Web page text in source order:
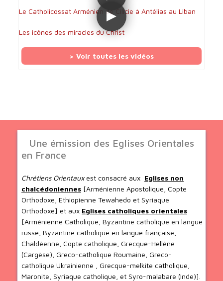
Le Catholicossat Arménien de Cilicie à Antélias au Liban
Les icônes des miracles du Christ
> Voir toutes les vidéos
Une émission des Eglises Orientales
en France
Chrétiens Orientauxest consacré aux Eglises non
chalcédoniennes [Arménienne Apostolique, Copte
Orthodoxe, Ethiopienne Tewahedo et Syriaque
Orthodoxe] et aux Eglises catholiques orientales
[Arménienne Catholique, Byzantine catholique en langue
russe, Byzantine catholique en langue française,
Chaldéenne, Copte catholique, Grecque-Hellène
(Cargèse), Greco-catholique Roumaine, Greco-
catholique Ukrainienne , Grecque-melkite catholique,
Maronite, Syriaque catholique, et Syro-malabare (Inde)].